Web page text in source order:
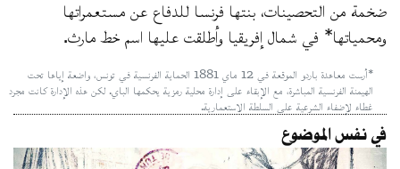
ضخمة من التحصينات، بنتها فرنسا للدفاع عن مستعمراتها
ومحمياتها* في شمال إفريقيا وأطلقت عليها اسم خط مارث.
*أرست معاهدة باردو الموقعة في 12 ماي 1881 الحماية الفرنسية في تونس، واضعة إياها تحت
الهيمنة الفرنسية المباشرة، مع الإبقاء على إدارة محلية رمزية يحكمها الباي. لكن هذه الإدارة كانت مجرد
غطاء لإضفاء الشرعية على السلطة الاستعمارية.
في نفس الموضوع